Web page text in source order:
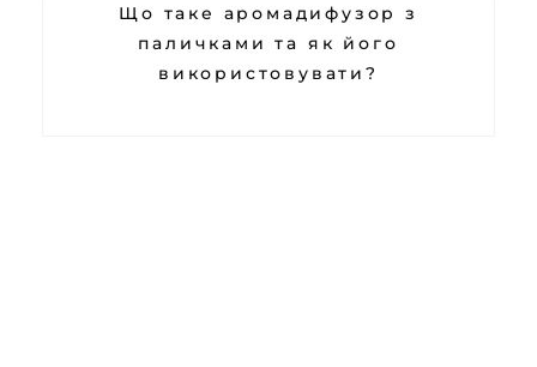
Що таке аромадифузор з
паличками та як його
використовувати?